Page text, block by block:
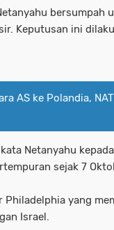
bersumpah
Keputusan ini
AS ke Polandia,
Netanyahu
sejak 7
yang
Israel.